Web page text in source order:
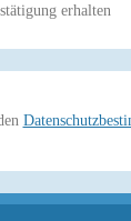
erhalten